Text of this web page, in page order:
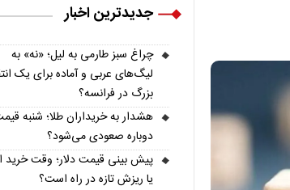
جدیدترین اخبار
چراغ سبز طارمی به لیل؛ «نه» به
لیگ‌های عربی و آماده برای یک
بزرگ در فرانسه؟
هشدار به خریداران طلا؛ شنبه
دوباره صعودی می‌شود؟
پیش‌ بینی قیمت دلار؛ وقت
یا ریزش تازه در راه است؟